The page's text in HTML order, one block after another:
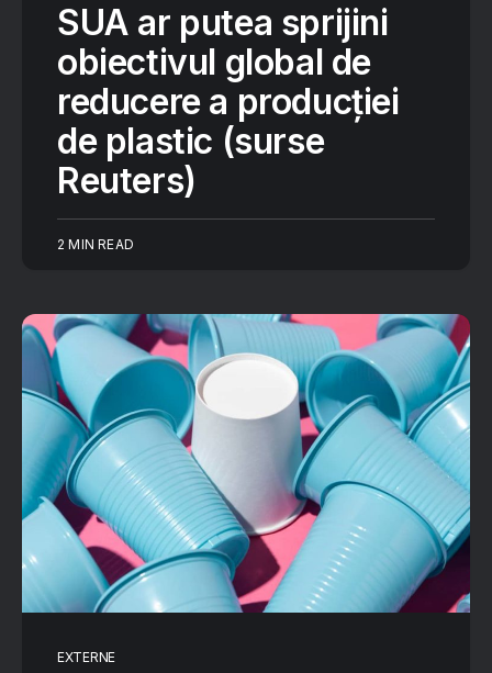
SUA ar putea sprijini
obiectivul global de
reducere a producției
de plastic (surse
Reuters)
2 MIN READ
EXTERNE